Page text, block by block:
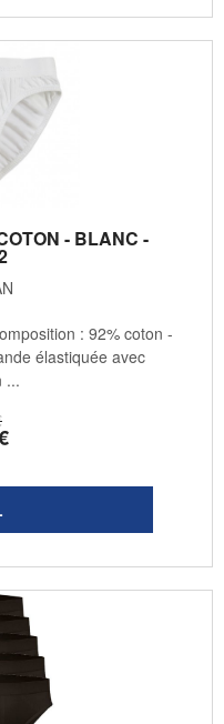
- BLANC -
: 92% coton -
élastiquée avec
...